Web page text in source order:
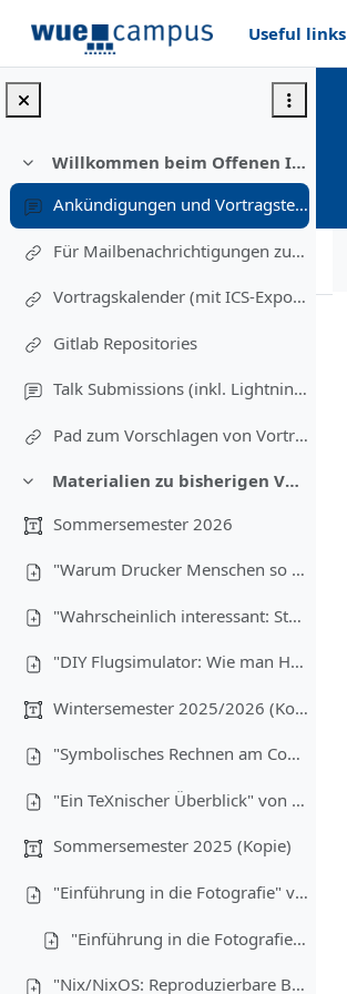
Useful links
Redueix
Willkommen beim Offenen Informatikkolloquium!
Ankündigungen und Vortragstermine
Für Mailbenachrichtigungen zu Vorträgen eintragen (Einschreibung in diesen Kurs)
Vortragskalender (mit ICS-Export)
Gitlab Repositories
Talk Submissions (inkl. Lightning Talks)
Pad zum Vorschlagen von Vortragsthemen und freiwillig Melden
Redueix
Materialien zu bisherigen Vorträgen
Sommersemester 2026
"Warum Drucker Menschen so sehr hassen" von Christoph Brehm (08.07.2026)
"Wahrscheinlich interessant: Statistik für Informatiker:innen" von Anton Ehrmanntraut (17.06.2026)
"DIY Flugsimulator: Wie man Hardware günstig bauen kann" von Lukas Wiener, Maximilian Laumen und Yannick Buchen (03.06.2026)
Wintersemester 2025/2026 (Kopie)
"Symbolisches Rechnen am Computer" von Christoph Brehm (17.12.2025)
"Ein TeXnischer Überblick" von Anton Ehrmanntraut (10.12.2025)
Sommersemester 2025 (Kopie)
"Einführung in die Fotografie" von Tim Hegemann und Alexander Gehrke (16.07.2025) - Teil 1
"Einführung in die Fotografie" - Teil 2
"Nix/NixOS: Reproduzierbare Builds, Funktionale Packages" von Robin Finkelmann (21.05.2025)